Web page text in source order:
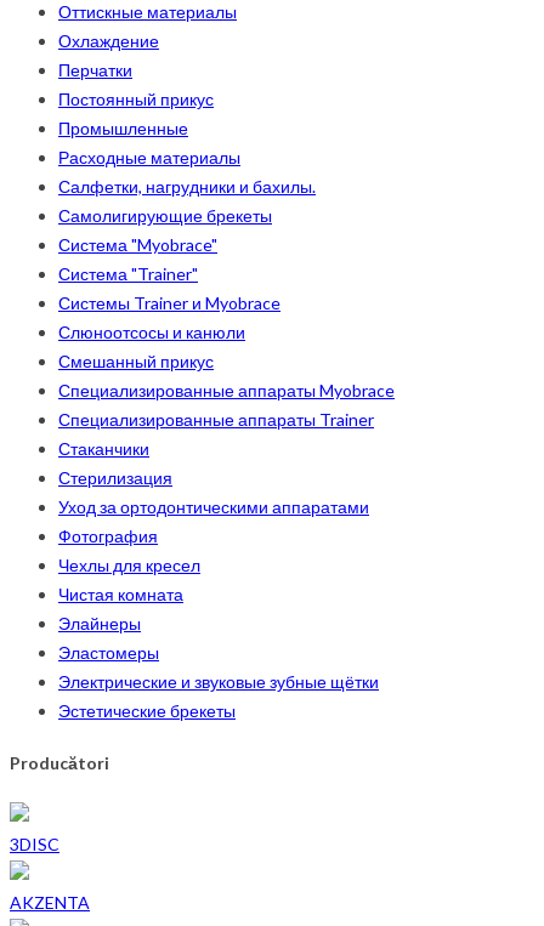
Оттискные материалы
Охлаждение
Перчатки
Постоянный прикус
Промышленные
Расходные материалы
Салфетки, нагрудники и бахилы.
Самолигирующие брекеты
Система "Myobrace"
Система "Trainer"
Системы Trainer и Myobrace
Слюноотсосы и канюли
Смешанный прикус
Специализированные аппараты Myobrace
Специализированные аппараты Trainer
Стаканчики
Стерилизация
Уход за ортодонтическими аппаратами
Фотография
Чехлы для кресел
Чистая комната
Элайнеры
Эластомеры
Электрические и звуковые зубные щётки
Эстетические брекеты
Producători
3DISC
AKZENTA